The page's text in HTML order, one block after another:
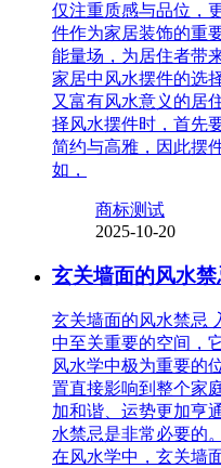
仅注重质感与品位，
件作为家居装饰的重
能量场，为居住者带
家居中风水摆件的选
又富有风水意义的居
择风水摆件时，首先
简约与高雅，因此摆
如，
商标测试
2025-10-20
玄关墙面的风水
玄关墙面的风水禁忌
中至关重要的空间，
风水学中极为重要的
置直接影响到整个家
加和谐、运势更加亨
水禁忌是非常必要的
在风水学中，玄关墙